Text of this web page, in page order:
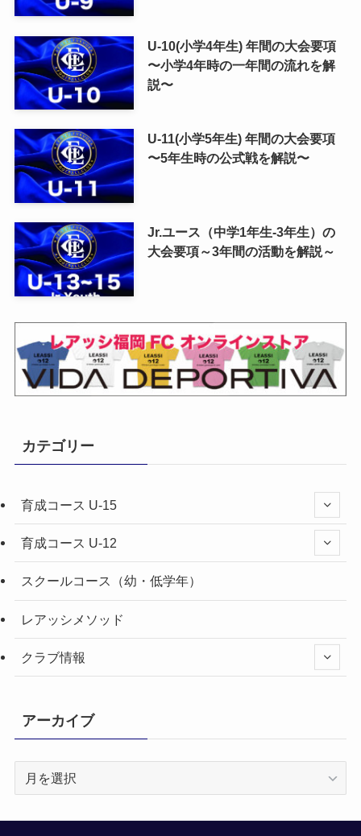
U-10(小学4年生) 年間の大会要項
〜小学4年時の一年間の流れを解
説〜
U-11(小学5年生) 年間の大会要項
〜5年生時の公式戦を解説〜
Jr.ユース（中学1年生-3年生）の
大会要項～3年間の活動を解説～
カテゴリー
育成コース U-15
育成コース U-12
スクールコース（幼・低学年）
レアッシメソッド
クラブ情報
アーカイブ